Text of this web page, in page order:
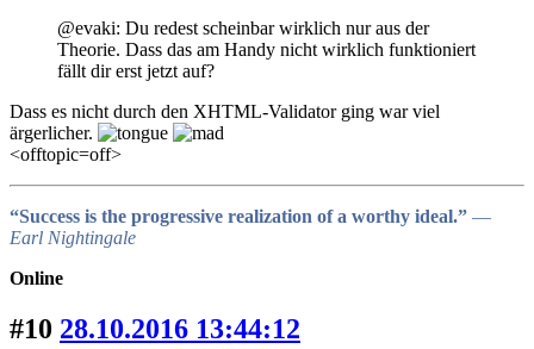
@evaki: Du redest scheinbar wirklich nur aus der
Theorie. Dass das am Handy nicht wirklich funktioniert
fällt dir erst jetzt auf?
Dass es nicht durch den XHTML-Validator ging war viel
ärgerlicher.
<offtopic=off>
“Success is the progressive realization of a worthy ideal.” ―
Earl Nightingale
Online
#10 28.10.2016 13:44:12